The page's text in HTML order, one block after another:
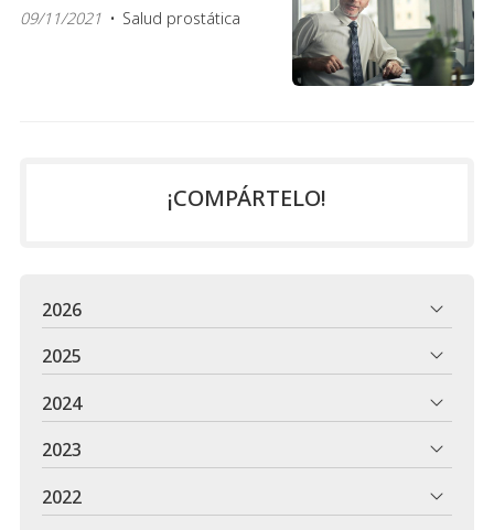
09/11/2021 Salud prostática
¡COMPÁRTELO!
2026
2025
2024
2023
2022